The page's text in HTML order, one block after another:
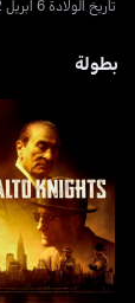
تاريخ الولادة 6 أبريل 1942
بطولة
ذي ألتو نايتس